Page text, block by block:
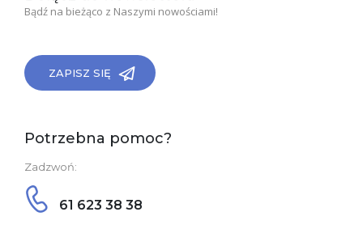
Bądź na bieżąco z Naszymi nowościami!
ZAPISZ SIĘ
Potrzebna pomoc?
Zadzwoń:
61 623 38 38